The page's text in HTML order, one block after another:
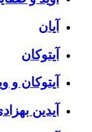
آیان
آیتوکان
آیتوکان و
آیدین